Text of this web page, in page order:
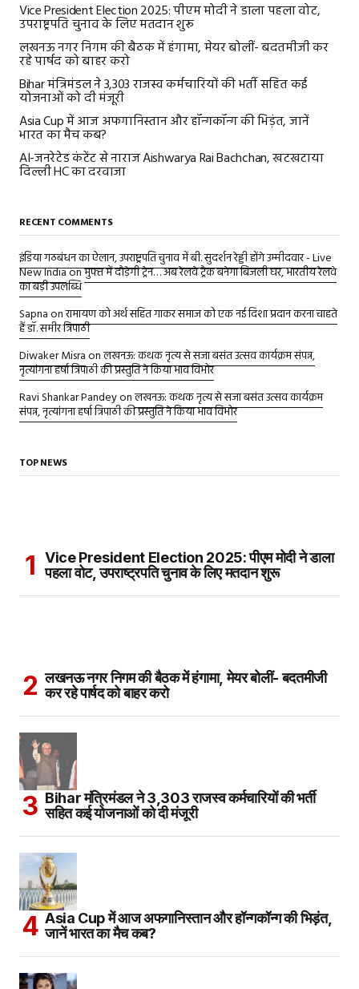
Vice President Election 2025: पीएम मोदी ने डाला पहला वोट,
उपराष्ट्रपति चुनाव के लिए मतदान शुरू
लखनऊ नगर निगम की बैठक में हंगामा, मेयर बोलीं- बदतमीजी कर
रहे पार्षद को बाहर करो
Bihar मंत्रिमंडल ने 3,303 राजस्व कर्मचारियों की भर्ती सहित कई
योजनाओं को दी मंजूरी
Asia Cup में आज अफगानिस्तान और हॉन्गकॉन्ग की भिड़ंत, जानें
भारत का मैच कब?
AI-जनरेटेड कंटेंट से नाराज Aishwarya Rai Bachchan, खटखटाया
दिल्ली HC का दरवाजा
RECENT COMMENTS
इंडिया गठबंधन का ऐलान, उपराष्ट्रपति चुनाव में बी. सुदर्शन रेड्डी होंगे उम्मीदवार - Live
New Indiaonमुफ्त में दौड़ेगी ट्रेन… अब रेलवे ट्रैक बनेगा बिजली घर, भारतीय रेलवे
का बड़ी उपलब्धि
Sapnaonरामायण को अर्थ सहित गाकर समाज को एक नई दिशा प्रदान करना चाहते
हैं डॉ. समीर त्रिपाठी
Diwaker Misraonलखनऊ: कथक नृत्य से सजा बसंत उत्सव कार्यक्रम संपन्न,
नृत्यांगना हर्षा त्रिपाठी की प्रस्तुति ने किया भाव विभोर
Ravi Shankar Pandeyonलखनऊ: कथक नृत्य से सजा बसंत उत्सव कार्यक्रम
संपन्न, नृत्यांगना हर्षा त्रिपाठी की प्रस्तुति ने किया भाव विभोर
TOP NEWS
Vice President Election 2025: पीएम मोदी ने डाला
पहला वोट, उपराष्ट्रपति चुनाव के लिए मतदान शुरू
लखनऊ नगर निगम की बैठक में हंगामा, मेयर बोलीं- बदतमीजी
कर रहे पार्षद को बाहर करो
Bihar मंत्रिमंडल ने 3,303 राजस्व कर्मचारियों की भर्ती
सहित कई योजनाओं को दी मंजूरी
Asia Cup में आज अफगानिस्तान और हॉन्गकॉन्ग की भिड़ंत,
जानें भारत का मैच कब?